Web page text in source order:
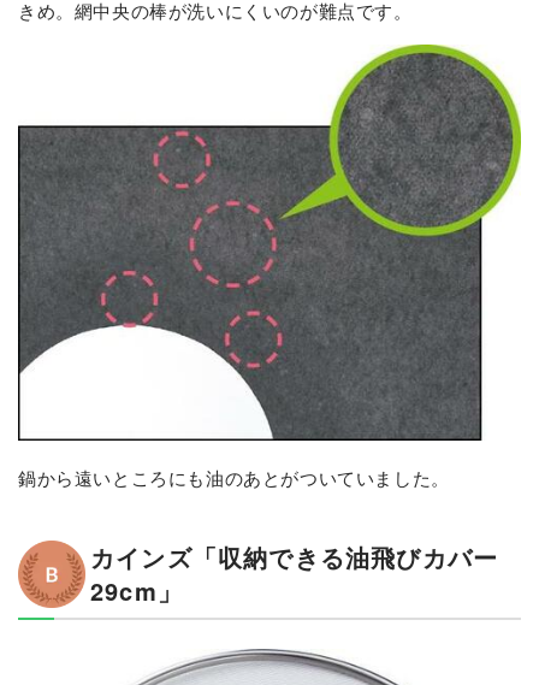
きめ。網中央の棒が洗いにくいのが難点です。
鍋から遠いところにも油のあとがついていました。
カインズ「収納できる油飛びカバー
29cm」